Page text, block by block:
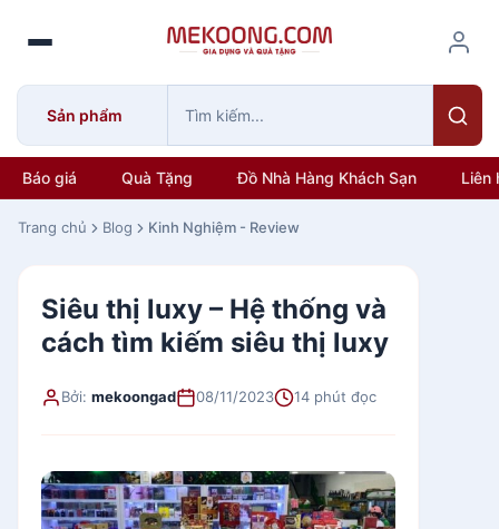
o
Sản phẩm
Báo giá Quà Tặng Đồ Nhà Hàng Khách Sạn Liên
Trang chủ Blog Kinh Nghiệm - Review
Siêu thị luxy – Hệ thống và
cách tìm kiếm siêu thị luxy
Bởi: mekoongad 08/11/2023 14 phút đọc